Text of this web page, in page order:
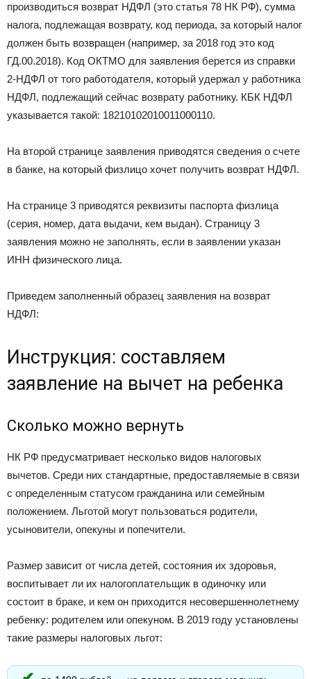
производиться возврат НДФЛ (это статья 78 НК РФ), сумма
налога, подлежащая возврату, код периода, за который налог
должен быть возвращен (например, за 2018 год это код
ГД.00.2018). Код ОКТМО для заявления берется из справки
2-НДФЛ от того работодателя, который удержал у работника
НДФЛ, подлежащий сейчас возврату работнику. КБК НДФЛ
указывается такой: 18210102010011000110.
На второй странице заявления приводятся сведения о счете
в банке, на который физлицо хочет получить возврат НДФЛ.
На странице 3 приводятся реквизиты паспорта физлица
(серия, номер, дата выдачи, кем выдан). Страницу 3
заявления можно не заполнять, если в заявлении указан
ИНН физического лица.
Приведем заполненный образец заявления на возврат
НДФЛ:
Инструкция: составляем
заявление на вычет на ребенка
Сколько можно вернуть
НК РФ предусматривает несколько видов налоговых
вычетов. Среди них стандартные, предоставляемые в связи
с определенным статусом гражданина или семейным
положением. Льготой могут пользоваться родители,
усыновители, опекуны и попечители.
Размер зависит от числа детей, состояния их здоровья,
воспитывает ли их налогоплательщик в одиночку или
состоит в браке, и кем он приходится несовершеннолетнему
ребенку: родителем или опекуном. В 2019 году установлены
такие размеры налоговых льгот: